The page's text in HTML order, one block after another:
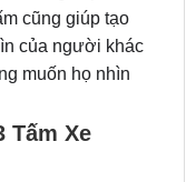
muốn họ nhìn
Tấm Xe